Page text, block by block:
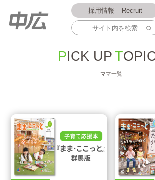
採用情報 Recruit
PICK UP
ママ一覧